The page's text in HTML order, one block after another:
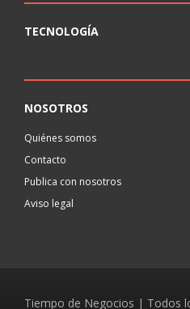
TECNOLOGÍA
NOSOTROS
Quiénes somos
Contacto
Publica con nosotros
Aviso legal
Tiempo de Negocios | Todos